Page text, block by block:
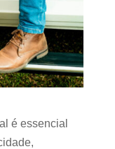
é essencial